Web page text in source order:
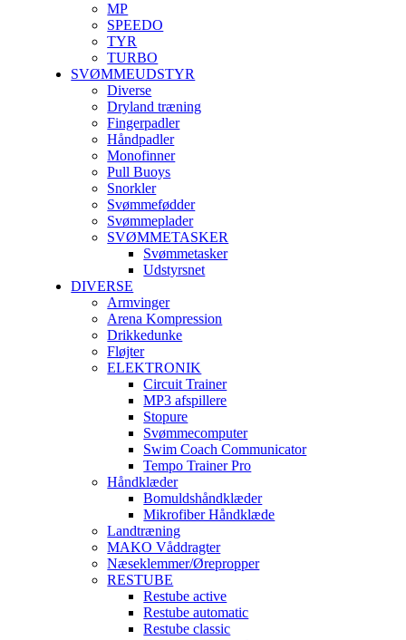
MP
SPEEDO
TYR
TURBO
SVØMMEUDSTYR
Diverse
Dryland træning
Fingerpadler
Håndpadler
Monofinner
Pull Buoys
Snorkler
Svømmefødder
Svømmeplader
SVØMMETASKER
Svømmetasker
Udstyrsnet
DIVERSE
Armvinger
Arena Kompression
Drikkedunke
Fløjter
ELEKTRONIK
Circuit Trainer
MP3 afspillere
Stopure
Svømmecomputer
Swim Coach Communicator
Tempo Trainer Pro
Håndklæder
Bomuldshåndklæder
Mikrofiber Håndklæde
Landtræning
MAKO Våddragter
Næseklemmer/Ørepropper
RESTUBE
Restube active
Restube automatic
Restube classic